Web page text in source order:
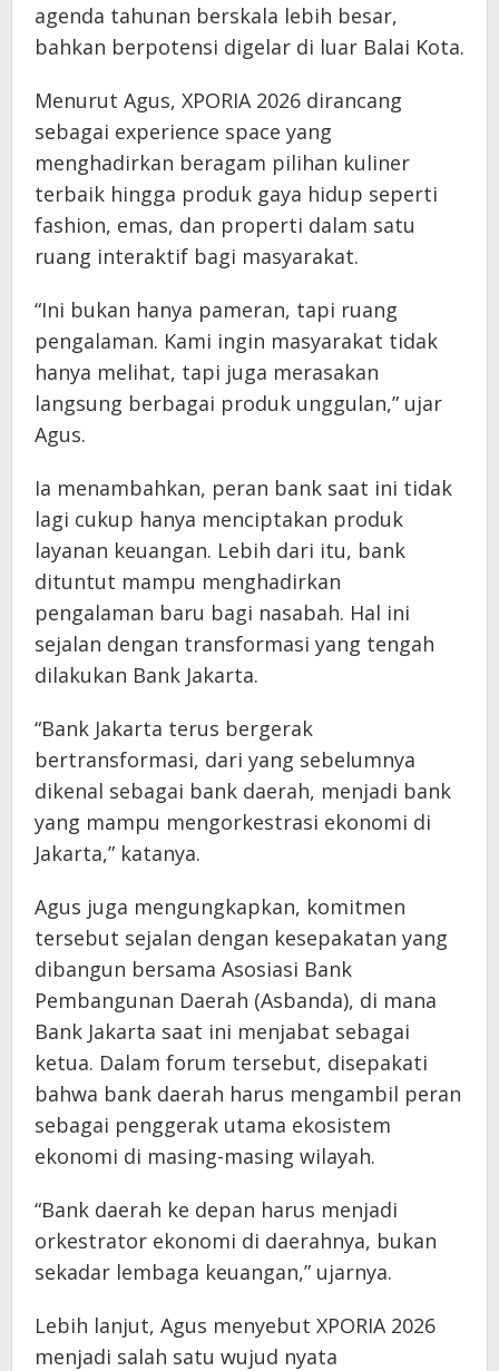
agenda tahunan berskala lebih besar,
bahkan berpotensi digelar di luar Balai Kota.
Menurut Agus, XPORIA 2026 dirancang
sebagai experience space yang
menghadirkan beragam pilihan kuliner
terbaik hingga produk gaya hidup seperti
fashion, emas, dan properti dalam satu
ruang interaktif bagi masyarakat.
“Ini bukan hanya pameran, tapi ruang
pengalaman. Kami ingin masyarakat tidak
hanya melihat, tapi juga merasakan
langsung berbagai produk unggulan,” ujar
Agus.
Ia menambahkan, peran bank saat ini tidak
lagi cukup hanya menciptakan produk
layanan keuangan. Lebih dari itu, bank
dituntut mampu menghadirkan
pengalaman baru bagi nasabah. Hal ini
sejalan dengan transformasi yang tengah
dilakukan Bank Jakarta.
“Bank Jakarta terus bergerak
bertransformasi, dari yang sebelumnya
dikenal sebagai bank daerah, menjadi bank
yang mampu mengorkestrasi ekonomi di
Jakarta,” katanya.
Agus juga mengungkapkan, komitmen
tersebut sejalan dengan kesepakatan yang
dibangun bersama Asosiasi Bank
Pembangunan Daerah (Asbanda), di mana
Bank Jakarta saat ini menjabat sebagai
ketua. Dalam forum tersebut, disepakati
bahwa bank daerah harus mengambil peran
sebagai penggerak utama ekosistem
ekonomi di masing-masing wilayah.
“Bank daerah ke depan harus menjadi
orkestrator ekonomi di daerahnya, bukan
sekadar lembaga keuangan,” ujarnya.
Lebih lanjut, Agus menyebut XPORIA 2026
menjadi salah satu wujud nyata